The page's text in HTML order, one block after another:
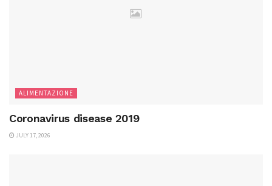
ALIMENTAZIONE
Coronavirus disease 2019
JULY 17, 2026